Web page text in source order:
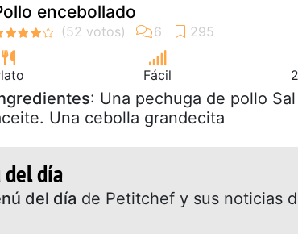
encebollado
Fácil
: Una pechuga de pollo
Una cebolla grandecita
día
del día de Petitchef y sus noticias